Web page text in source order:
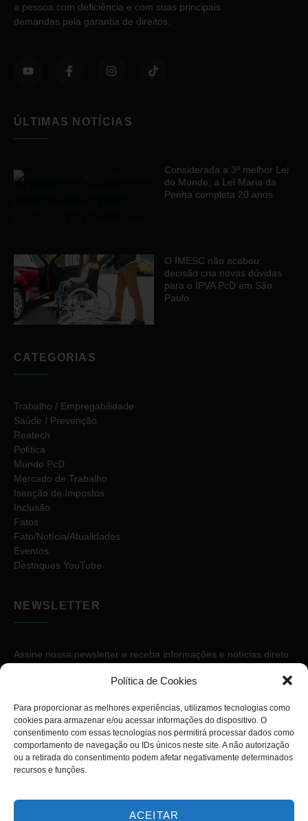
Política de Cookies
Para proporcionar as melhores experiências, utilizamos tecnologias como
cookies para armazenar e/ou acessar informações do dispositivo. O
consentimento com essas tecnologias nos permitirá processar dados como
comportamento de navegação ou IDs únicos neste site. A não autorização
ou a retirada do consentimento podem afetar negativamente determinados
recursos e funções.
ACEITAR
a pessoa com deficiência e com suas principais
demandas pela garantia de direitos.
ÚLTIMAS NOTÍCIAS
Considerada a 3ª melhor Lei
do Mundo, a Lei Maria da
Penha completa 20 anos
O IMESC não acabou:
decisão cria novas dúvidas
para o IPVA PcD em São
Paulo
CATEGORIAS
Trabalho / Empregabilidade
Saúde / Prevenção
Reatech
Política
Mundo PcD
Mercado de Trabalho
Isenção de Impostos
Inclusão
Fatos
Fato/Notícia/Atualidades
Eventos
Destaques YouTube
NEWSLETTER
Assine nossa newsletter e receba informações e notícias direto